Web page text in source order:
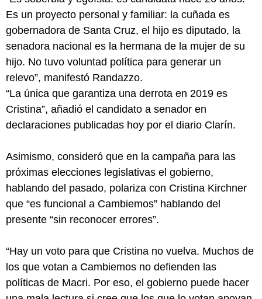
Es un proyecto personal y familiar: la cuñada es
gobernadora de Santa Cruz, el hijo es diputado, la
senadora nacional es la hermana de la mujer de su
hijo. No tuvo voluntad política para generar un
relevo”, manifestó Randazzo.
“La única que garantiza una derrota en 2019 es
Cristina”, añadió el candidato a senador en
declaraciones publicadas hoy por el diario Clarín.
Asimismo, consideró que en la campaña para las
próximas elecciones legislativas el gobierno,
hablando del pasado, polariza con Cristina Kirchner
que “es funcional a Cambiemos” hablando del
presente “sin reconocer errores”.
“Hay un voto para que Cristina no vuelva. Muchos de
los que votan a Cambiemos no defienden las
políticas de Macri. Por eso, el gobierno puede hacer